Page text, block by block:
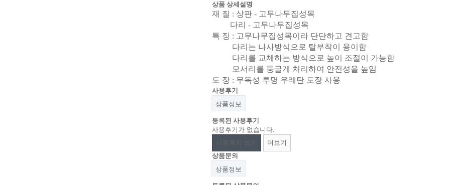
상품 상세설명
재 질 : 상판 - 고무나무집성목
다리 - 고무나무집성목
특 징 : 고무나무집성목이라 단단하고 견고함
다리는 나사방식으로 탈부착이 용이함
다리를 교체하는 방식으로 높이 조절이 가능함
모서리를 둥글게 처리하여 안전성을 높임
도 장 : 무독성 투명 우레탄 도장 사용
사용후기
상품정보
등록된 사용후기
사용후기가 없습니다.
사용후기 쓰기
더보기
상품문의
상품정보